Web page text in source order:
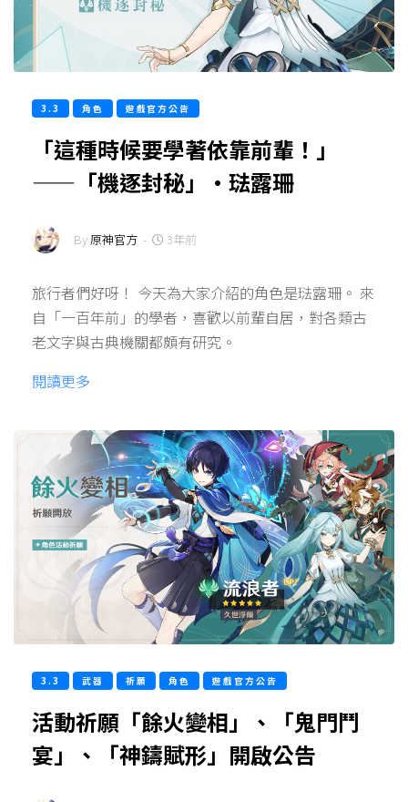
3.3 角色 遊戲官方公告
「這種時候要學著依靠前輩！」
——「機逐封秘」·琺露珊
By原神官方 - 3年前
旅行者們好呀！ 今天為大家介紹的角色是琺露珊。 來
自「一百年前」的學者，喜歡以前輩自居，對各類古
老文字與古典機關都頗有研究。
閱讀更多
3.3 武器 祈願 角色 遊戲官方公告
活動祈願「餘火變相」、「鬼門鬥
宴」、「神鑄賦形」開啟公告